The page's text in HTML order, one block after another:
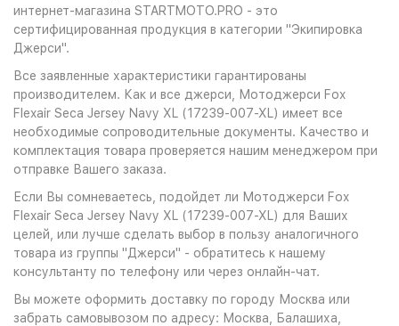
интернет-магазина STARTMOTO.PRO - это
сертифицированная продукция в категории "Экипировка
Джерси".
Все заявленные характеристики гарантированы
производителем. Как и все джерси, Мотоджерси Fox
Flexair Seca Jersey Navy XL (17239-007-XL) имеет все
необходимые сопроводительные документы. Качество и
комплектация товара проверяется нашим менеджером при
отправке Вашего заказа.
Если Вы сомневаетесь, подойдет ли Мотоджерси Fox
Flexair Seca Jersey Navy XL (17239-007-XL) для Ваших
целей, или лучше сделать выбор в пользу аналогичного
товара из группы "Джерси" - обратитесь к нашему
консультанту по телефону или через онлайн-чат.
Вы можете оформить доставку по городу Москва или
забрать самовывозом по адресу: Москва, Балашиха,